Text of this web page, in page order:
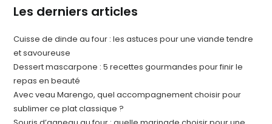
Les derniers articles
Cuisse de dinde au four : les astuces pour une viande tendre
et savoureuse
Dessert mascarpone : 5 recettes gourmandes pour finir le
repas en beauté
Avec veau Marengo, quel accompagnement choisir pour
sublimer ce plat classique ?